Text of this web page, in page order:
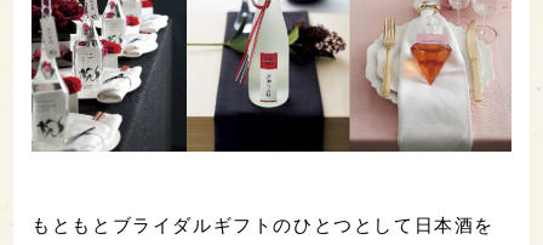
もともとブライダルギフトのひとつとして日本酒を